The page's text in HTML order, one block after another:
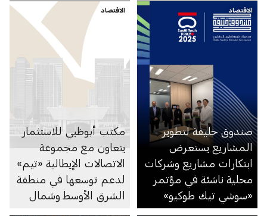
الاقتصاد
صندوق خليفة لتطوير
المشاريع يستعرض
ابتكارات مشاريع وشركات
محلية ناشئة في مؤتمر
«سوشي تيك طوكيو»
الاقتصاد
مكتب أبوظبي للاستثمار
يتعاون مع مجموعة
الاتصالات الإيطالية «تيم»
لدعم توسعها في منطقة
الشرق الأوسط وشمال